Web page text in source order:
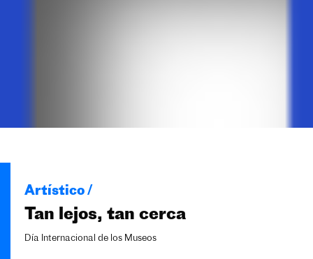
Artístico /
Tan lejos, tan cerca
Día Internacional de los Museos